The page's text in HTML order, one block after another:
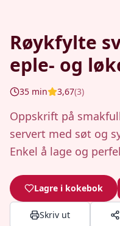
Røykfylte
eple- og
35 min 3,67(3)
Oppskrift på
servert med søt og
Enkel å lage og
Lagre i kokebok
Skriv ut